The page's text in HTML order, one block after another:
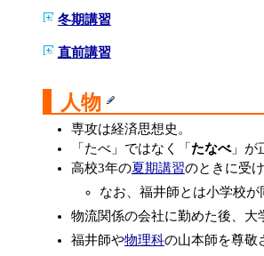
冬期講習
直前講習
人物
専攻は経済思想史。
「たべ」ではなく「 たなべ」が
高校3年の夏期講習のときに受
なお、福井師とは小学校
物流関係の会社に勤めた後、大
福井師や物理科の山本師を尊敬